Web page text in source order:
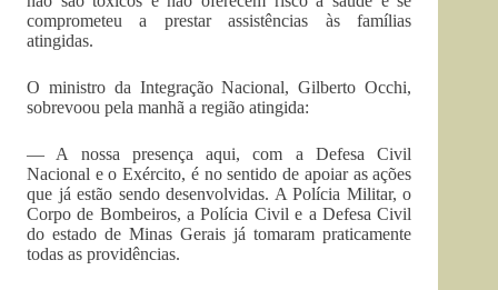
comprometeu a prestar assistências às famílias
atingidas.
O ministro da Integração Nacional, Gilberto Occhi,
sobrevoou pela manhã a região atingida:
— A nossa presença aqui, com a Defesa Civil
Nacional e o Exército, é no sentido de apoiar as ações
que já estão sendo desenvolvidas. A Polícia Militar, o
Corpo de Bombeiros, a Polícia Civil e a Defesa Civil
do estado de Minas Gerais já tomaram praticamente
todas as providências.